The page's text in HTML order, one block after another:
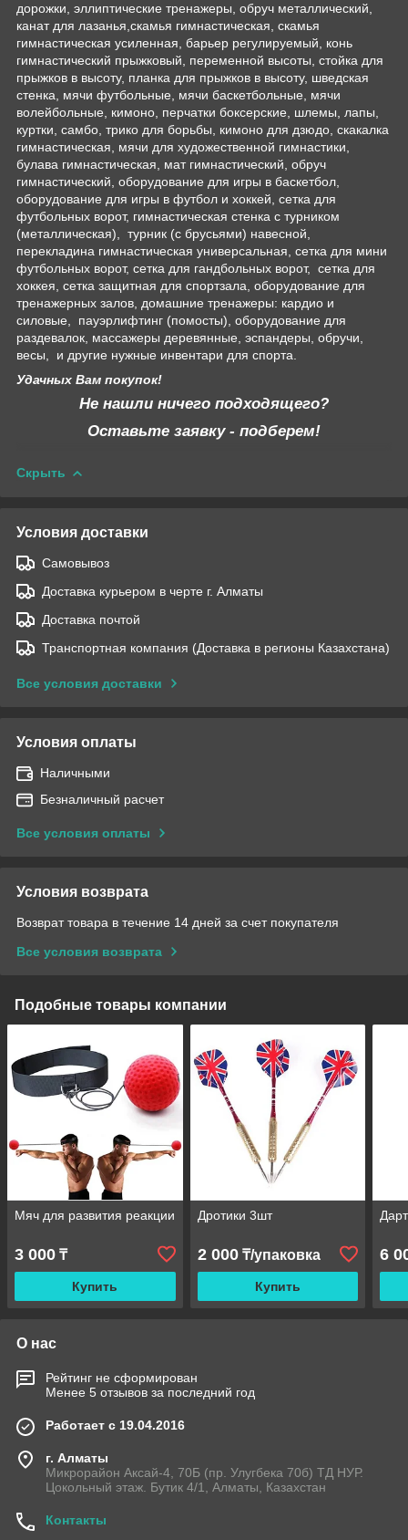
дорожки, эллиптические тренажеры, обруч металлический,
канат для лазанья,скамья гимнастическая, скамья
гимнастическая усиленная, барьер регулируемый, конь
гимнастический прыжковый, переменной высоты, стойка для
прыжков в высоту, планка для прыжков в высоту, шведская
стенка, мячи футбольные, мячи баскетбольные, мячи
волейбольные, кимоно, перчатки боксерские, шлемы, лапы,
куртки, самбо, трико для борьбы, кимоно для дзюдо, скакалка
гимнастическая, мячи для художественной гимнастики,
булава гимнастическая, мат гимнастический, обруч
гимнастический, оборудование для игры в баскетбол,
оборудование для игры в футбол и хоккей, сетка для
футбольных ворот, гимнастическая стенка с турником
(металлическая), турник (с брусьями) навесной,
перекладина гимнастическая универсальная, сетка для мини
футбольных ворот, сетка для гандбольных ворот, сетка для
хоккея, сетка защитная для спортзала, оборудование для
тренажерных залов, домашние тренажеры: кардио и
силовые, пауэрлифтинг (помосты), оборудование для
раздевалок, массажеры деревянные, эспандеры, обручи,
весы, и другие нужные инвентари для спорта.
Удачных Вам покупок!
Не нашли ничего подходящего?
Оставьте заявку - подберем!
Скрыть
Условия доставки
Самовывоз
Доставка курьером в черте г. Алматы
Доставка почтой
Транспортная компания (Доставка в регионы Казахстана)
Все условия доставки
Условия оплаты
Наличными
Безналичный расчет
Все условия оплаты
Условия возврата
Возврат товара в течение 14 дней за счет покупателя
Все условия возврата
Подобные товары компании
Мяч для развития реакции
3 000 ₸
Купить
Дротики 3шт
2 000₸/упаковка
Купить
6
О нас
Рейтинг не сформирован
Менее 5 отзывов за последний год
Работает с 19.04.2016
г. Алматы
Микрорайон Аксай-4, 70Б (пр. Улугбека 70б) ТД НУР.
Цокольный этаж. Бутик 4/1, Алматы, Казахстан
Контакты